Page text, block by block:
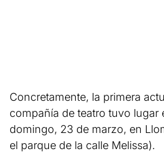
Concretamente, la primera
compañía de teatro tuvo lugar
domingo, 23 de marzo, en
el parque de la calle Melissa).